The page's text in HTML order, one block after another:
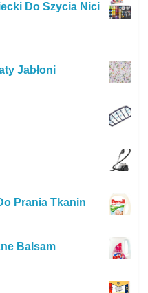
Do Szycia Nici
Jabłoni
Prania Tkanin
Balsam